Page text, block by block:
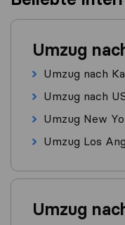
Umzug
Umzug nach
Umzug nach
Umzug New
Umzug Los
Umzug